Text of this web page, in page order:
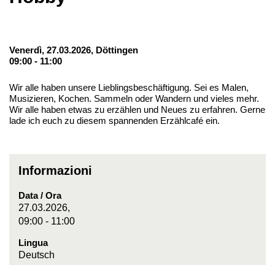
Venerdì, 27.03.2026, Döttingen
09:00 - 11:00
Wir alle haben unsere Lieblingsbeschäftigung. Sei es Malen,
Musizieren, Kochen. Sammeln oder Wandern und vieles mehr.
Wir alle haben etwas zu erzählen und Neues zu erfahren. Gerne
lade ich euch zu diesem spannenden Erzählcafé ein.
Informazioni
Data / Ora
27.03.2026,
09:00 - 11:00
Lingua
Deutsch